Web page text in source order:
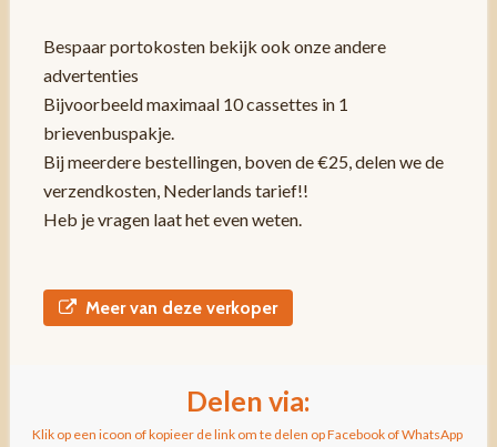
Bespaar portokosten bekijk ook onze andere
advertenties
Bijvoorbeeld maximaal 10 cassettes in 1
brievenbuspakje.
Bij meerdere bestellingen, boven de €25, delen we de
verzendkosten, Nederlands tarief!!
Heb je vragen laat het even weten.
Meer van deze verkoper
Delen via:
Klik op een icoon of kopieer de link om te delen op Facebook of WhatsApp